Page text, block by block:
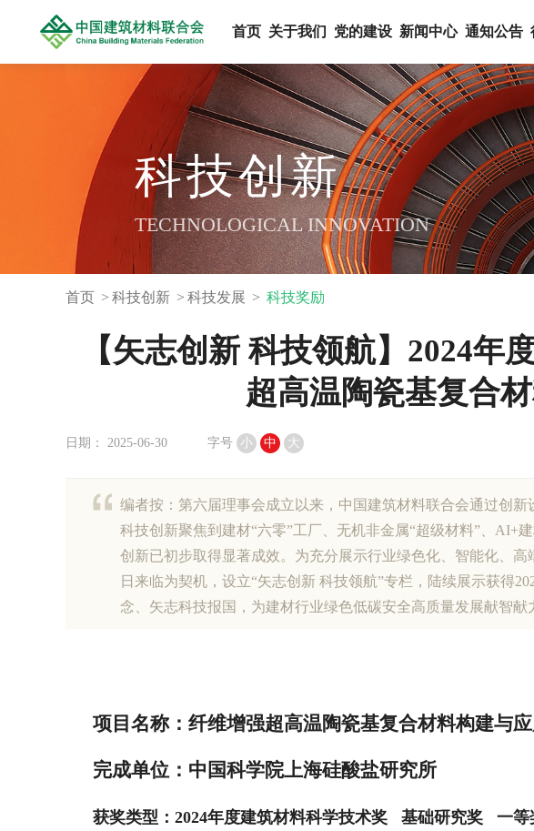
首页 关于我们 党的建设 新闻中心 通知公告
科技创新
TECHNOLOGICAL INNOVATION
首页 科技创新 科技发展 科技奖励
【矢志创新 科技领航】2024
超高温陶瓷基复合
日期： 2025-06-30 字号 小 中 大
编者按：第六届理事会成立以来，中国建筑材料联合会通过创
科技创新聚焦到建材“六零”工厂、无机非金属“超级材料”、AI+
创新已初步取得显著成效。为充分展示行业绿色化、智能化、
日来临为契机，设立“矢志创新 科技领航”专栏，陆续展示获得
念、矢志科技报国，为建材行业绿色低碳安全高质量发展献智献
项目名称：纤维增强超高温陶瓷基复合材料构建与
完成单位：中国科学院上海硅酸盐研究所
获奖类型： 2024年度建筑材料科学技术奖 基础研究奖 一等